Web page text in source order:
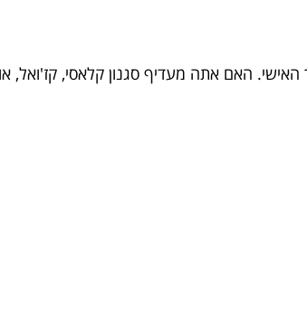
האם אתה מעדיף סגנון קלאסי, קז'ואל,